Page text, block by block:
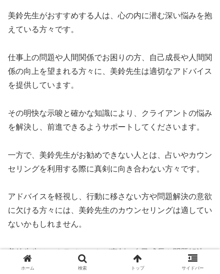
美鈴先生がおすすめする人は、心の内に潜む深い悩みを抱
えている方々です。
仕事上の問題や人間関係でお困りの方、自己成長や人間関
係の向上を望まれる方々に、美鈴先生は適切なアドバイス
を提供しています。
その明快な示唆と確かな知識により、クライアントの悩み
を解決し、前進できるようサポートしてくださいます。
一方で、美鈴先生がお勧めできない人とは、占いやカウン
セリングを利用する際に真剣に向き合わない方々です。
アドバイスを軽視し、行動に移さない方や問題解決の意欲
に欠ける方々には、美鈴先生のカウンセリングは適してい
ないかもしれません。
美鈴先生は、クライアントが真剣に自己成長や問題解決に
取り組む姿勢を尊重し、そういった方々に真のサポートを
ホーム 検索 トップ サイドバー